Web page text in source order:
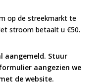
op de streekmarkt te
stroom betaalt u €50.
aangemeld. Stuur
aangezien we
de website.